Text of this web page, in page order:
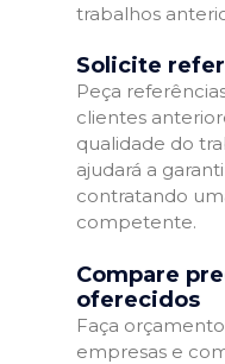
trabalhos
Solicite
Peça
clientes
qualidade do
ajudará a
contratando
competente.
Compare
oferecidos
Faça
empresas e